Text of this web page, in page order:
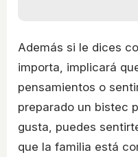
Además si le dices
importa, implicará
pensamientos o
preparado un bistec
gusta, puedes
que la familia está